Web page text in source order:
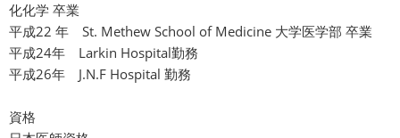
化化学 卒業
平成22 年 St. Methew School of Medicine 大学医学部 卒業
平成24年 Larkin Hospital勤務
平成26年 J.N.F Hospital 勤務
資格